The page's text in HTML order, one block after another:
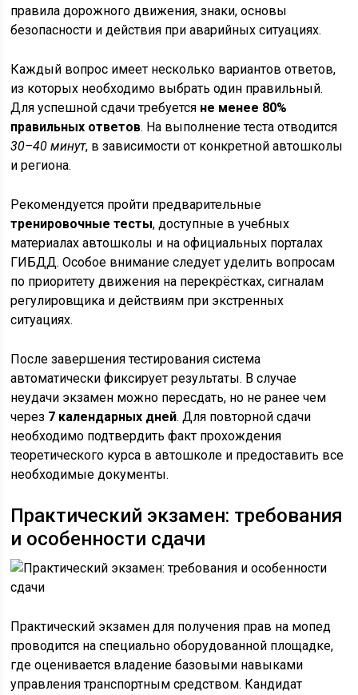
правила дорожного движения, знаки, основы
безопасности и действия при аварийных ситуациях.
Каждый вопрос имеет несколько вариантов ответов,
из которых необходимо выбрать один правильный.
Для успешной сдачи требуется не менее 80%
правильных ответов. На выполнение теста отводится
30–40 минут, в зависимости от конкретной автошколы
и региона.
Рекомендуется пройти предварительные
тренировочные тесты, доступные в учебных
материалах автошколы и на официальных порталах
ГИБДД. Особое внимание следует уделить вопросам
по приоритету движения на перекрёстках, сигналам
регулировщика и действиям при экстренных
ситуациях.
После завершения тестирования система
автоматически фиксирует результаты. В случае
неудачи экзамен можно пересдать, но не ранее чем
через 7 календарных дней. Для повторной сдачи
необходимо подтвердить факт прохождения
теоретического курса в автошколе и предоставить все
необходимые документы.
Практический экзамен: требования
и особенности сдачи
Практический экзамен для получения прав на мопед
проводится на специально оборудованной площадке,
где оценивается владение базовыми навыками
управления транспортным средством. Кандидат